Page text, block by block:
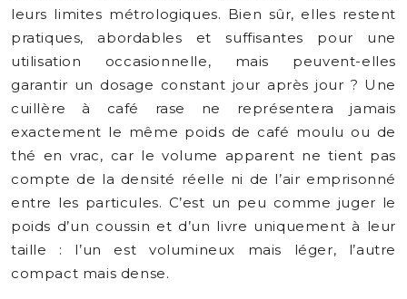
leurs limites métrologiques. Bien sûr, elles restent
pratiques, abordables et suffisantes pour une
utilisation occasionnelle, mais peuvent-elles
garantir un dosage constant jour après jour ? Une
cuillère à café rase ne représentera jamais
exactement le même poids de café moulu ou de
thé en vrac, car le volume apparent ne tient pas
compte de la densité réelle ni de l’air emprisonné
entre les particules. C’est un peu comme juger le
poids d’un coussin et d’un livre uniquement à leur
taille : l’un est volumineux mais léger, l’autre
compact mais dense.